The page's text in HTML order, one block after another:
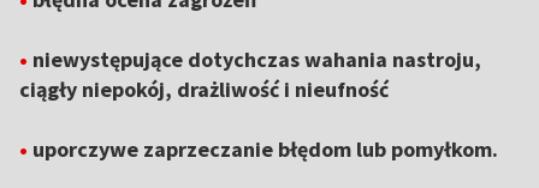
• niewystępujące dotychczas wahania nastroju,
ciągły niepokój, drażliwość i nieufność
• uporczywe zaprzeczanie błędom lub pomyłkom.